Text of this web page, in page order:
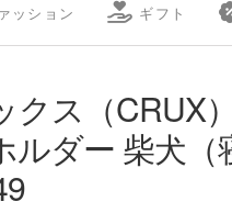
ッション ギフト
クス（CRUX
ルダー 柴犬（